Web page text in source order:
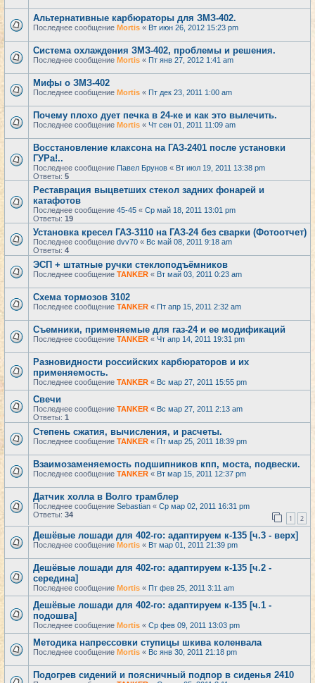
Альтернативные карбюраторы для ЗМЗ-402.
Последнее сообщение Mortis « Вт июн 26, 2012 15:23 pm
Система охлаждения ЗМЗ-402, проблемы и решения.
Последнее сообщение Mortis « Пт янв 27, 2012 1:41 am
Мифы о ЗМЗ-402
Последнее сообщение Mortis « Пт дек 23, 2011 1:00 am
Почему плохо дует печка в 24-ке и как это вылечить.
Последнее сообщение Mortis « Чт сен 01, 2011 11:09 am
Восстановление клаксона на ГАЗ-2401 после установки
ГУРа!..
Последнее сообщение Павел Брунов « Вт июл 19, 2011 13:38 pm
Ответы: 5
Реставрация выцветших стекол задних фонарей и
катафотов
Последнее сообщение 45-45 « Ср май 18, 2011 13:01 pm
Ответы: 19
Установка кресел ГАЗ-3110 на ГАЗ-24 без сварки (Фотоотчет)
Последнее сообщение dvv70 « Вс май 08, 2011 9:18 am
Ответы: 4
ЭСП + штатные ручки стеклоподъёмников
Последнее сообщение TANKER « Вт май 03, 2011 0:23 am
Схема тормозов 3102
Последнее сообщение TANKER « Пт апр 15, 2011 2:32 am
Съемники, применяемые для газ-24 и ее модификаций
Последнее сообщение TANKER « Чт апр 14, 2011 19:31 pm
Разновидности российских карбюраторов и их
применяемость.
Последнее сообщение TANKER « Вс мар 27, 2011 15:55 pm
Свечи
Последнее сообщение TANKER « Вс мар 27, 2011 2:13 am
Ответы: 1
Степень сжатия, вычисления, и расчеты.
Последнее сообщение TANKER « Пт мар 25, 2011 18:39 pm
Взаимозаменяемость подшипников кпп, моста, подвески.
Последнее сообщение TANKER « Вт мар 15, 2011 12:37 pm
Датчик холла в Волго трамблер
Последнее сообщение Sebastian « Ср мар 02, 2011 16:31 pm
Ответы: 34 1 2
Дешёвые лошади для 402-го: адаптируем к-135 [ч.3 - верх]
Последнее сообщение Mortis « Вт мар 01, 2011 21:39 pm
Дешёвые лошади для 402-го: адаптируем к-135 [ч.2 -
середина]
Последнее сообщение Mortis « Пт фев 25, 2011 3:11 am
Дешёвые лошади для 402-го: адаптируем к-135 [ч.1 -
подошва]
Последнее сообщение Mortis « Ср фев 09, 2011 13:03 pm
Методика напрессовки ступицы шкива коленвала
Последнее сообщение Mortis « Вс янв 30, 2011 21:18 pm
Подогрев сидений и поясничный подпор в сиденья 2410